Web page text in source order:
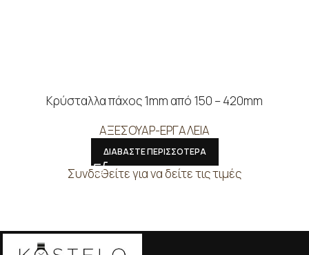
Κρύσταλλα πάχος 1mm από 150 – 420mm
ΑΞΕΣΟΥΑΡ-ΕΡΓΑΛΕΙΑ
ΔΙΑΒΑΣΤΕ ΠΕΡΙΣΣΟΤΕΡΑ
Συνδεθείτε για να δείτε τις τιμές